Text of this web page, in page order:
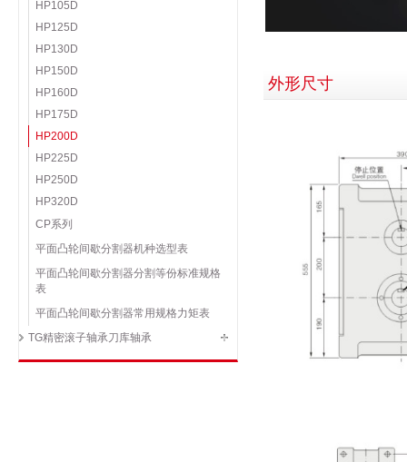
HP105D
HP125D
HP130D
HP150D
HP160D
HP175D
HP200D
HP225D
HP250D
HP320D
CP系列
平面凸轮间歇分割器机种选型表
平面凸轮间歇分割器分割等份标准规格
表
平面凸轮间歇分割器常用规格力矩表
TG精密滚子轴承刀库轴承
外形尺寸